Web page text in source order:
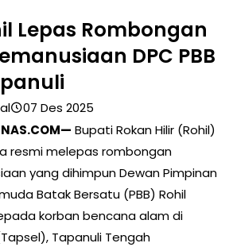
Lepas Rombongan
DPC PBB
07 Des 2025
Bupati Rokan Hilir (Rohil)
resmi melepas rombongan
yang dihimpun Dewan Pimpinan
Batak Bersatu (PBB) Rohil
korban bencana alam di
Tapanuli Tengah